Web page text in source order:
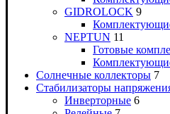
GIDROLOCK 9
NEPTUN 11
Готовые
Солнечные коллекторы 7
Стабилизаторы
Инверторные 6